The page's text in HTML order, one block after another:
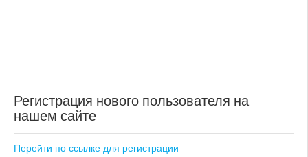
Регистрация нового пользователя на
нашем сайте
Перейти по ссылке для регистрации